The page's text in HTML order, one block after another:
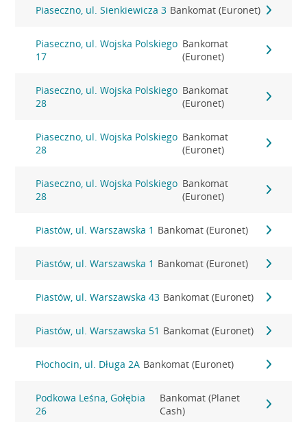
Piaseczno, ul. Sienkiewicza 3 Bankomat (Euronet)
Piaseczno, ul. Wojska Polskiego
17
Bankomat
(Euronet)
Piaseczno, ul. Wojska Polskiego
28
Bankomat
(Euronet)
Piaseczno, ul. Wojska Polskiego
28
Bankomat
(Euronet)
Piaseczno, ul. Wojska Polskiego
28
Bankomat
(Euronet)
Piastów, ul. Warszawska 1 Bankomat (Euronet)
Piastów, ul. Warszawska 1 Bankomat (Euronet)
Piastów, ul. Warszawska 43 Bankomat (Euronet)
Piastów, ul. Warszawska 51 Bankomat (Euronet)
Płochocin, ul. Długa 2A Bankomat (Euronet)
Podkowa Leśna, Gołębia
26
Bankomat (Planet
Cash)